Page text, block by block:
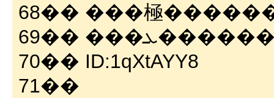
68�� ���極
70�� ID:1qXtAYY8
71��